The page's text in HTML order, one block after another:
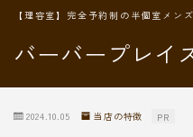
バーバープレイ
【理容室】完全予約制の半個室メン
2024.10.05 当店の特徴 PR